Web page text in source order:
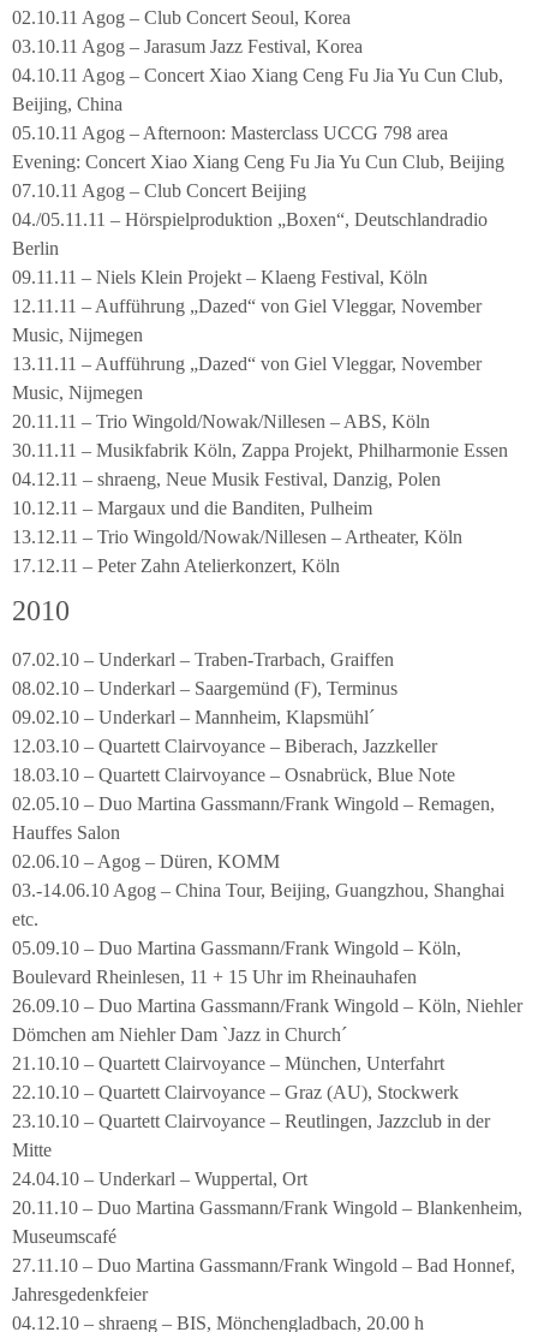
02.10.11 Agog – Club Concert Seoul, Korea
03.10.11 Agog – Jarasum Jazz Festival, Korea
04.10.11 Agog – Concert Xiao Xiang Ceng Fu Jia Yu Cun Club,
Beijing, China
05.10.11 Agog – Afternoon: Masterclass UCCG 798 area
Evening: Concert Xiao Xiang Ceng Fu Jia Yu Cun Club, Beijing
07.10.11 Agog – Club Concert Beijing
04./05.11.11 – Hörspielproduktion „Boxen“, Deutschlandradio
Berlin
09.11.11 – Niels Klein Projekt – Klaeng Festival, Köln
12.11.11 – Aufführung „Dazed“ von Giel Vleggar, November
Music, Nijmegen
13.11.11 – Aufführung „Dazed“ von Giel Vleggar, November
Music, Nijmegen
20.11.11 – Trio Wingold/Nowak/Nillesen – ABS, Köln
30.11.11 – Musikfabrik Köln, Zappa Projekt, Philharmonie Essen
04.12.11 – shraeng, Neue Musik Festival, Danzig, Polen
10.12.11 – Margaux und die Banditen, Pulheim
13.12.11 – Trio Wingold/Nowak/Nillesen – Artheater, Köln
17.12.11 – Peter Zahn Atelierkonzert, Köln
2010
07.02.10 – Underkarl – Traben-Trarbach, Graiffen
08.02.10 – Underkarl – Saargemünd (F), Terminus
09.02.10 – Underkarl – Mannheim, Klapsmühl´
12.03.10 – Quartett Clairvoyance – Biberach, Jazzkeller
18.03.10 – Quartett Clairvoyance – Osnabrück, Blue Note
02.05.10 – Duo Martina Gassmann/Frank Wingold – Remagen,
Hauffes Salon
02.06.10 – Agog – Düren, KOMM
03.-14.06.10 Agog – China Tour, Beijing, Guangzhou, Shanghai
etc.
05.09.10 – Duo Martina Gassmann/Frank Wingold – Köln,
Boulevard Rheinlesen, 11 + 15 Uhr im Rheinauhafen
26.09.10 – Duo Martina Gassmann/Frank Wingold – Köln, Niehler
Dömchen am Niehler Dam `Jazz in Church´
21.10.10 – Quartett Clairvoyance – München, Unterfahrt
22.10.10 – Quartett Clairvoyance – Graz (AU), Stockwerk
23.10.10 – Quartett Clairvoyance – Reutlingen, Jazzclub in der
Mitte
24.04.10 – Underkarl – Wuppertal, Ort
20.11.10 – Duo Martina Gassmann/Frank Wingold – Blankenheim,
Museumscafé
27.11.10 – Duo Martina Gassmann/Frank Wingold – Bad Honnef,
Jahresgedenkfeier
04.12.10 – shraeng – BIS, Mönchengladbach, 20.00 h